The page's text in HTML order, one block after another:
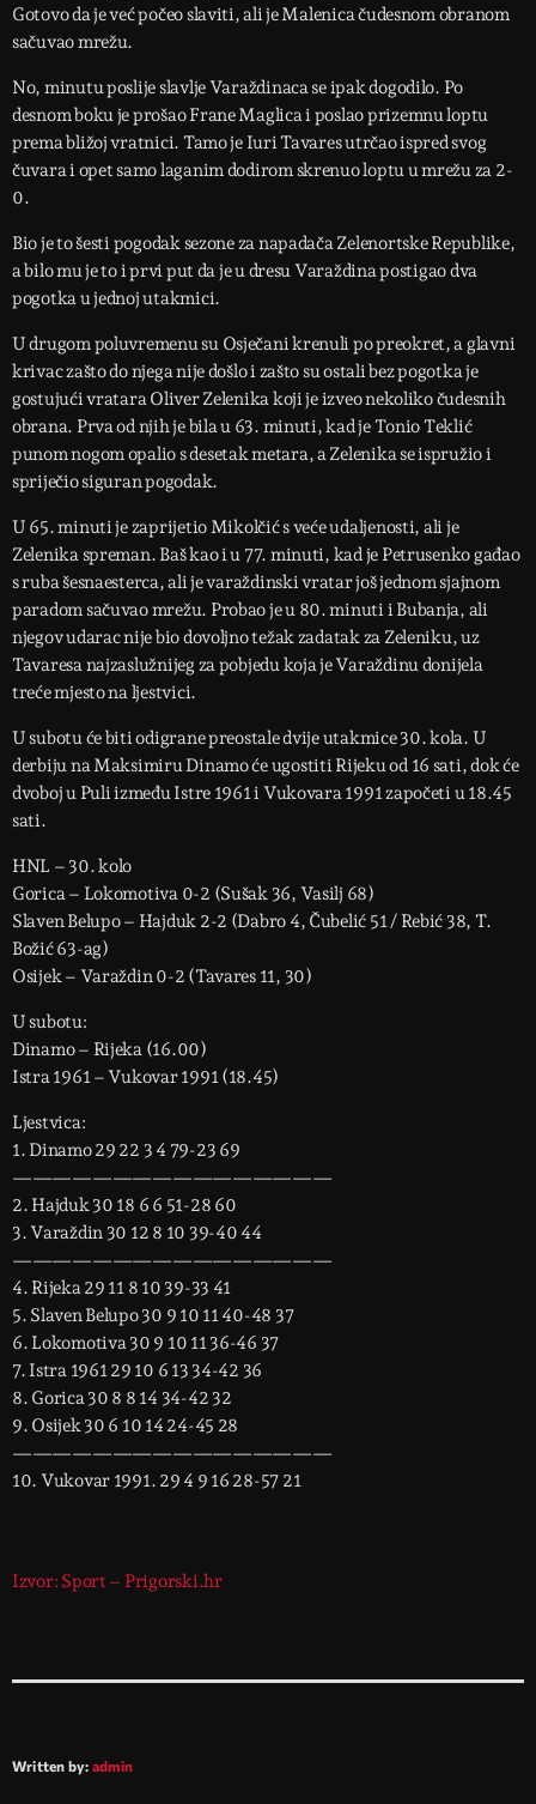
Gotovo da je već počeo slaviti, ali je Malenica čudesnom obranom
sačuvao mrežu.
No, minutu poslije slavlje Varaždinaca se ipak dogodilo. Po
desnom boku je prošao Frane Maglica i poslao prizemnu loptu
prema bližoj vratnici. Tamo je Iuri Tavares utrčao ispred svog
čuvara i opet samo laganim dodirom skrenuo loptu u mrežu za 2-
0.
Bio je to šesti pogodak sezone za napadača Zelenortske Republike,
a bilo mu je to i prvi put da je u dresu Varaždina postigao dva
pogotka u jednoj utakmici.
U drugom poluvremenu su Osječani krenuli po preokret, a glavni
krivac zašto do njega nije došlo i zašto su ostali bez pogotka je
gostujući vratara Oliver Zelenika koji je izveo nekoliko čudesnih
obrana. Prva od njih je bila u 63. minuti, kad je Tonio Teklić
punom nogom opalio s desetak metara, a Zelenika se ispružio i
spriječio siguran pogodak.
U 65. minuti je zaprijetio Mikolčić s veće udaljenosti, ali je
Zelenika spreman. Baš kao i u 77. minuti, kad je Petrusenko gađao
s ruba šesnaesterca, ali je varaždinski vratar još jednom sjajnom
paradom sačuvao mrežu. Probao je u 80. minuti i Bubanja, ali
njegov udarac nije bio dovoljno težak zadatak za Zeleniku, uz
Tavaresa najzaslužnijeg za pobjedu koja je Varaždinu donijela
treće mjesto na ljestvici.
U subotu će biti odigrane preostale dvije utakmice 30. kola. U
derbiju na Maksimiru Dinamo će ugostiti Rijeku od 16 sati, dok će
dvoboj u Puli između Istre 1961 i Vukovara 1991 započeti u 18.45
sati.
HNL – 30. kolo
Gorica – Lokomotiva 0-2 (Sušak 36, Vasilj 68)
Slaven Belupo – Hajduk 2-2 (Dabro 4, Čubelić 51 / Rebić 38, T.
Božić 63-ag)
Osijek – Varaždin 0-2 (Tavares 11, 30)
U subotu:
Dinamo – Rijeka (16.00)
Istra 1961 – Vukovar 1991 (18.45)
Ljestvica:
1. Dinamo 29 22 3 4 79-23 69
————————————————
2. Hajduk 30 18 6 6 51-28 60
3. Varaždin 30 12 8 10 39-40 44
————————————————
4. Rijeka 29 11 8 10 39-33 41
5. Slaven Belupo 30 9 10 11 40-48 37
6. Lokomotiva 30 9 10 11 36-46 37
7. Istra 1961 29 10 6 13 34-42 36
8. Gorica 30 8 8 14 34-42 32
9. Osijek 30 6 10 14 24-45 28
————————————————
10. Vukovar 1991. 29 4 9 16 28-57 21
Izvor: Sport – Prigorski.hr
Written by: admin